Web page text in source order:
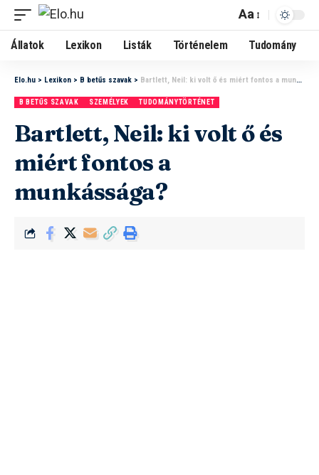
Aa
Állatok Lexikon Listák Történelem Tudomány
Elo.hu > Lexikon > B betűs szavak > Bartlett, Neil: ki volt ő és miért fontos a munkássága?
B BETŰS SZAVAK SZEMÉLYEK TUDOMÁNYTÖRTÉNET
Bartlett, Neil: ki volt ő és
miért fontos a
munkássága?